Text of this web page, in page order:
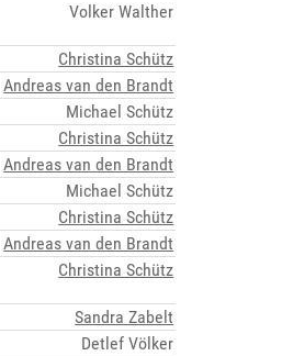
Volker Walther
Christina Schütz
Andreas van den Brandt
Michael Schütz
Christina Schütz
Andreas van den Brandt
Michael Schütz
Christina Schütz
Andreas van den Brandt
Christina Schütz
Sandra Zabelt
Detlef Völker